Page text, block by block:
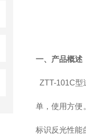
一、产品概述
ZTT-101C型
单，使用方便
标识反光性能